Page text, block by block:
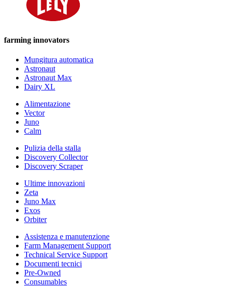
farming innovators
Mungitura automatica
Astronaut
Astronaut Max
Dairy XL
Alimentazione
Vector
Juno
Calm
Pulizia della stalla
Discovery Collector
Discovery Scraper
Ultime innovazioni
Zeta
Juno Max
Exos
Orbiter
Assistenza e manutenzione
Farm Management Support
Technical Service Support
Documenti tecnici
Pre-Owned
Consumables